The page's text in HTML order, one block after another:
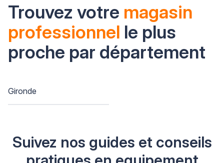
Trouvez votre magasin
professionnel le plus
proche par département
Gironde
Suivez nos guides et conseils